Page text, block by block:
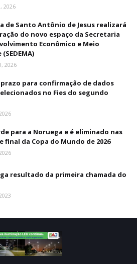
2026
de Santo Antônio de Jesus realizará
do novo espaço da Secretaria
Econômico e Meio
2026
prazo para confirmação de dados
no Fies do segundo
para a Noruega e é eliminado nas
final da Copa do Mundo de 2026
resultado da primeira chamada do